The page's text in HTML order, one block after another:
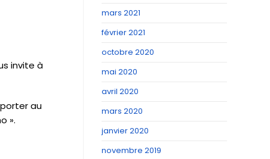
invite à
au
».
mars 2021
février 2021
octobre 2020
mai 2020
avril 2020
mars 2020
janvier 2020
novembre 2019